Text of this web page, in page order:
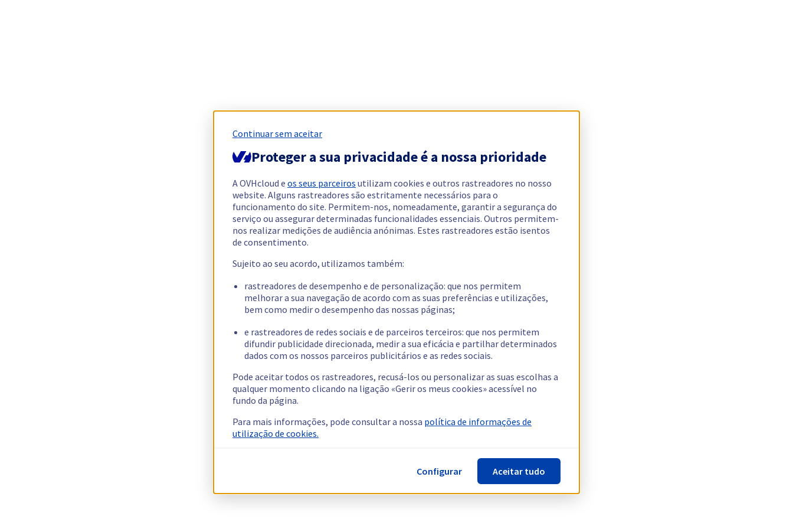
Continuar sem aceitar
Proteger a sua privacidade é a nossa prioridade
A OVHcloud e os seus parceiros utilizam cookies e outros rastreadores no nosso
website. Alguns rastreadores são estritamente necessários para o
funcionamento do site. Permitem-nos, nomeadamente, garantir a segurança do
serviço ou assegurar determinadas funcionalidades essenciais. Outros permitem-
nos realizar medições de audiência anónimas. Estes rastreadores estão isentos
de consentimento.
Sujeito ao seu acordo, utilizamos também:
rastreadores de desempenho e de personalização: que nos permitem
melhorar a sua navegação de acordo com as suas preferências e utilizações,
bem como medir o desempenho das nossas páginas;
e rastreadores de redes sociais e de parceiros terceiros: que nos permitem
difundir publicidade direcionada, medir a sua eficácia e partilhar determinados
dados com os nossos parceiros publicitários e as redes sociais.
Pode aceitar todos os rastreadores, recusá-los ou personalizar as suas escolhas a
qualquer momento clicando na ligação «Gerir os meus cookies» acessível no
fundo da página.
Para mais informações, pode consultar a nossa política de informações de
utilização de cookies.
Configurar Aceitar tudo